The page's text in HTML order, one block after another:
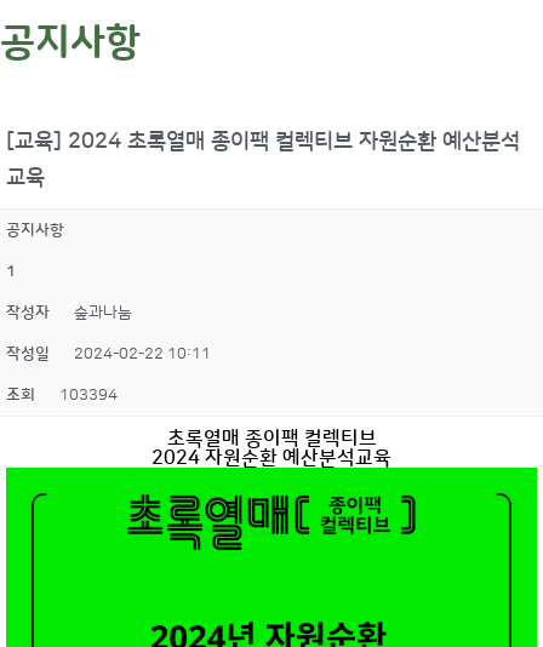
공지사항
[교육] 2024 초록열매 종이팩 컬렉티브 자원순환 예산분석
교육
공지사항
1
작성자 숲과나눔
작성일 2024-02-22 10:11
조회 103394
초록열매 종이팩 컬렉티브
2024 자원순환 예산분석교육